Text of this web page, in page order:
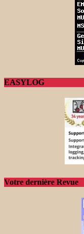
EASYLOG
Votre dernière Revue